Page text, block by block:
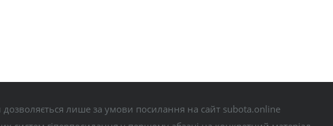
лише за умови посилання на сайт subota.online